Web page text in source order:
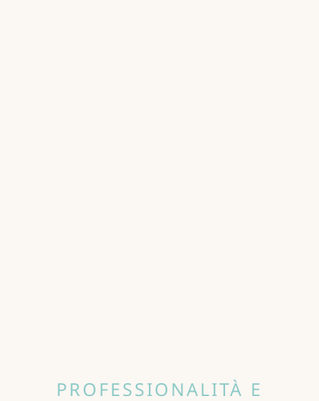
PROFESSIONALITÀ E